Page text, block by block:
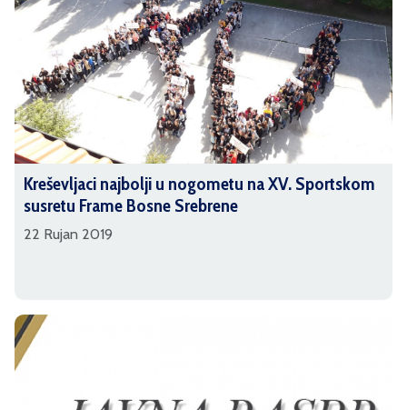
Kreševljaci najbolji u nogometu na XV. Sportskom
susretu Frame Bosne Srebrene
22 Rujan 2019